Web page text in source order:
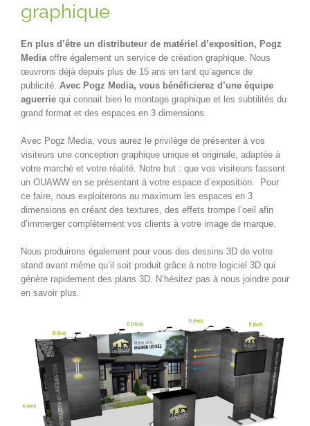
graphique
En plus d’être un distributeur de matériel d’exposition, Pogz
Mediaoffre également un service de création graphique. Nous
œuvrons déjà depuis plus de 15 ans en tant qu’agence de
publicité. Avec Pogz Media, vous bénéficierez d’une équipe
aguerrie qui connait bien le montage graphique et les subtilités du
grand format et des espaces en 3 dimensions.
Avec Pogz Media, vous aurez le privilège de présenter à vos
visiteurs une conception graphique unique et originale, adaptée à
votre marché et votre réalité. Notre but : que vos visiteurs fassent
un OUAWW en se présentant à votre espace d’exposition. Pour
ce faire, nous exploiterons au maximum les espaces en 3
dimensions en créant des textures, des effets trompe l’oeil afin
d’immerger complètement vos clients à votre image de marque.
Nous produirons également pour vous des dessins 3D de votre
stand avant même qu’il soit produit grâce à notre logiciel 3D qui
génère rapidement des plans 3D. N’hésitez pas à nous joindre pour
en savoir plus.